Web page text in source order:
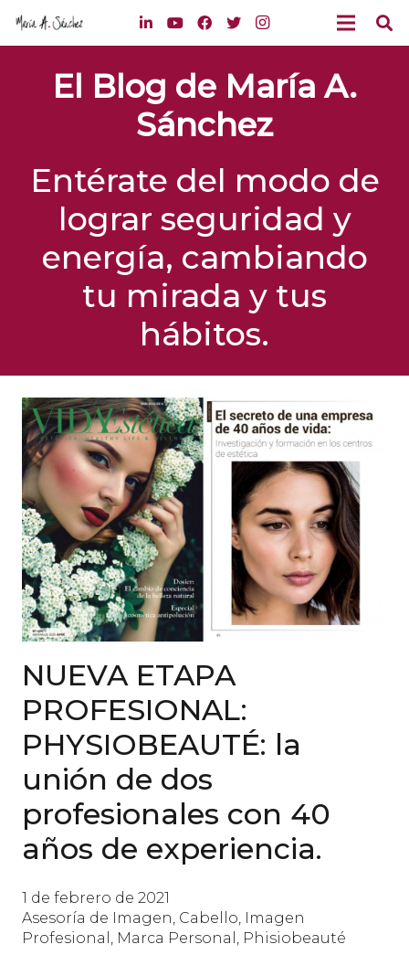
El Blog de María A.
Sánchez
Entérate del modo de
lograr seguridad y
energía, cambiando
tu mirada y tus
hábitos.
NUEVA ETAPA
PROFESIONAL:
PHYSIOBEAUTÉ: la
unión de dos
profesionales con 40
años de experiencia.
1 de febrero de 2021
Asesoría de Imagen, Cabello, Imagen
Profesional , Marca Personal , Phisiobeauté